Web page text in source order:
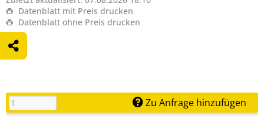
Datenblatt mit Preis drucken
Datenblatt ohne Preis drucken
Zu Anfrage hinzufügen